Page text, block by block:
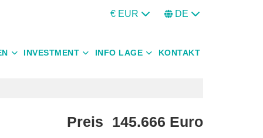
€ EUR DE
INVESTMENT INFO LAGE KONTAKT
Preis 145.666 Euro